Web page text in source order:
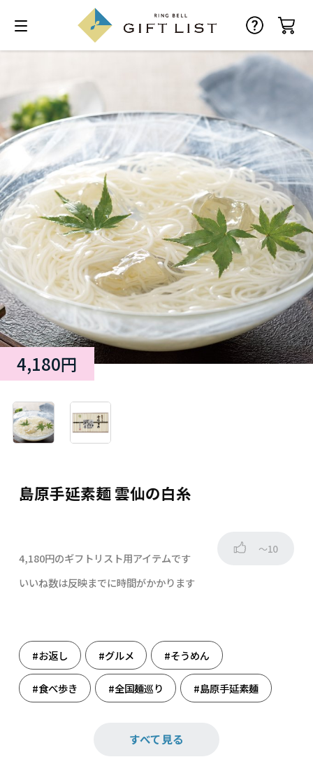
島原手延素麺 雲仙の白糸
4,180円
4,180円のギフトリスト用アイテムです
～10
いいね数は反映までに時間がかかります
#お返し #グルメ #そうめん
#食べ歩き #全国麺巡り #島原手延素麺
すべて見る